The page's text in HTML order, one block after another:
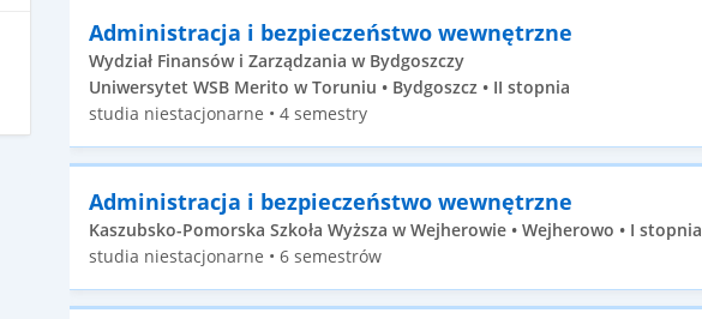
Administracja i bezpieczeństwo wewnętrzne
Wydział Finansów i Zarządzania w Bydgoszczy
Uniwersytet WSB Merito w Toruniu • Bydgoszcz • II stopnia
studia niestacjonarne • 4 semestry
Administracja i bezpieczeństwo wewnętrzne
Kaszubsko-Pomorska Szkoła Wyższa w Wejherowie • Wejherowo • I stopnia
studia niestacjonarne • 6 semestrów